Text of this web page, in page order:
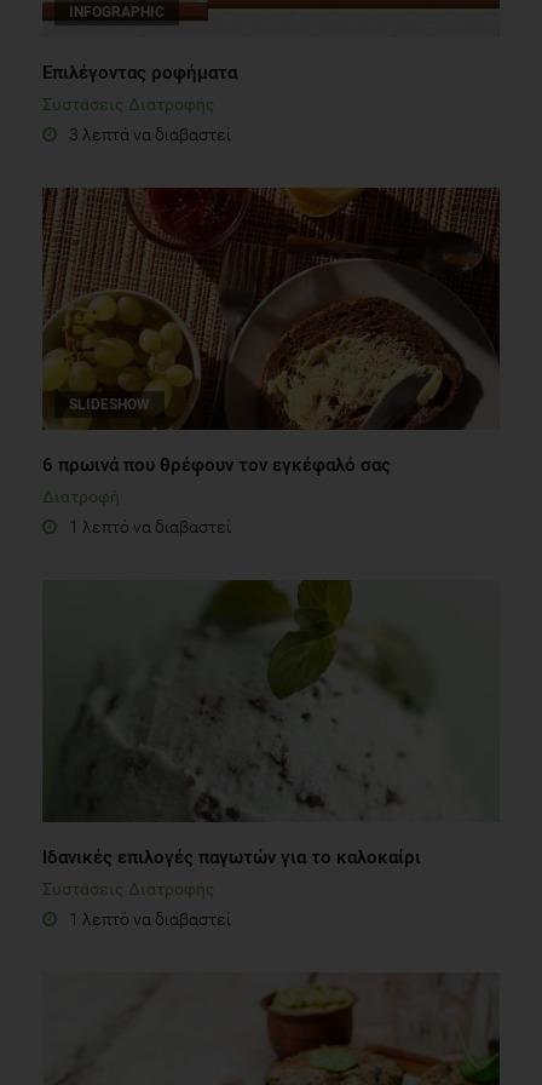
INFOGRAPHIC
Επιλέγοντας ροφήματα
Συστάσεις Διατροφής
3 λεπτά να διαβαστεί
SLIDESHOW
6 πρωινά που θρέφουν τον εγκέφαλό σας
Διατροφή
1 λεπτό να διαβαστεί
Ιδανικές επιλογές παγωτών για το καλοκαίρι
Συστάσεις Διατροφής
1 λεπτό να διαβαστεί